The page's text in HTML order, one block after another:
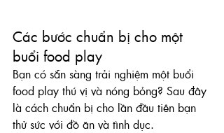
Các bước chuẩn bị cho một
buổi food play
Bạn có sẵn sàng trải nghiệm một buổi
food play thú vị và nóng bỏng? Sau đây
là cách chuẩn bị cho lần đầu tiên bạn
thử sức với đồ ăn và tình dục.